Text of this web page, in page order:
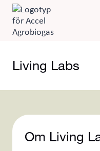
Fortsæt
indhold
Living Labs
Om Living